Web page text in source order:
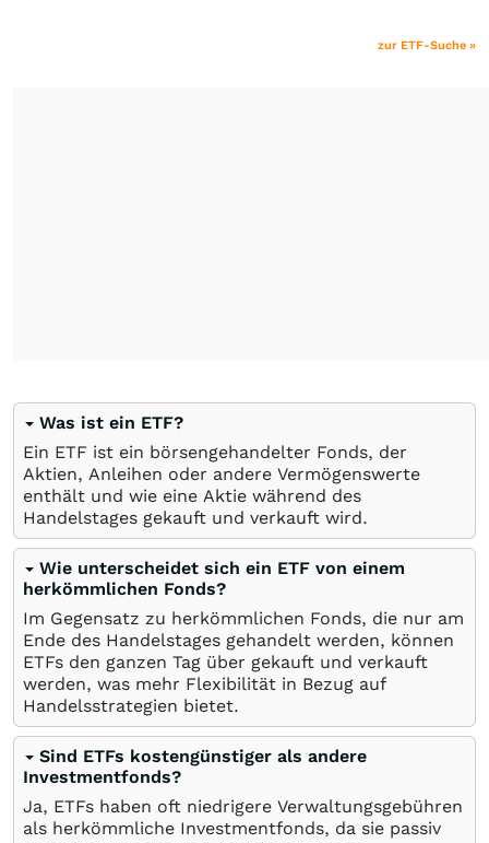
zur ETF-Suche »
Was ist ein ETF?
Ein ETF ist ein börsengehandelter Fonds, der
Aktien, Anleihen oder andere Vermögenswerte
enthält und wie eine Aktie während des
Handelstages gekauft und verkauft wird.
Wie unterscheidet sich ein ETF von einem
herkömmlichen Fonds?
Im Gegensatz zu herkömmlichen Fonds, die nur am
Ende des Handelstages gehandelt werden, können
ETFs den ganzen Tag über gekauft und verkauft
werden, was mehr Flexibilität in Bezug auf
Handelsstrategien bietet.
Sind ETFs kostengünstiger als andere
Investmentfonds?
Ja, ETFs haben oft niedrigere Verwaltungsgebühren
als herkömmliche Investmentfonds, da sie passiv